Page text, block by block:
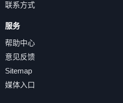
联系方式
服务
帮助中心
意见反馈
Sitemap
媒体入口